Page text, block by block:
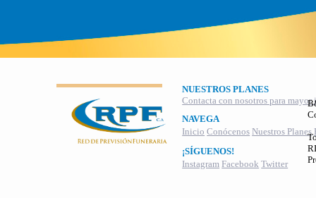
NUESTROS PLANES
Contacta con nosotros para
NAVEGA
Inicio Conócenos Nuestros Planes
¡SÍGUENOS!
Instagram Facebook Twitter